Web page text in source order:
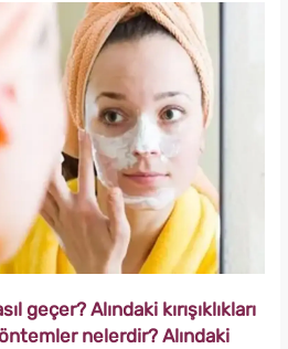
geçer? Alındaki kırışıklıkları
nelerdir? Alındaki